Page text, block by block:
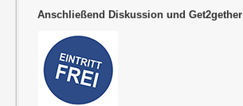
Anschließend Diskussion und Get2gether